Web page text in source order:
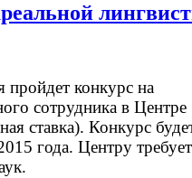
пройдет конкурс на
сотрудника в Центре
ставка). Конкурс
года. Центру